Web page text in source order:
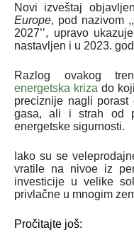
Novi izveštaj
Europe, pod nazivom
2027’’, upravo
nastavljen i u 2023.
Razlog ovakog
energetska kriza do
preciznije nagli
gasa, ali i strah od
energetske sigurnosti.
Iako su se
vratile na nivoe iz
investicije u velike
privlačne u mnogim
Pročitajte još: